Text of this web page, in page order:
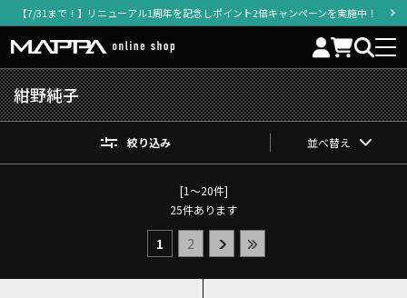
【7/31まで！】リニューアル1周年を記念しポイント2倍キャンペーンを実施中！
紺野純子
絞り込み 並べ替え
[1～20件]
25件あります
1 2